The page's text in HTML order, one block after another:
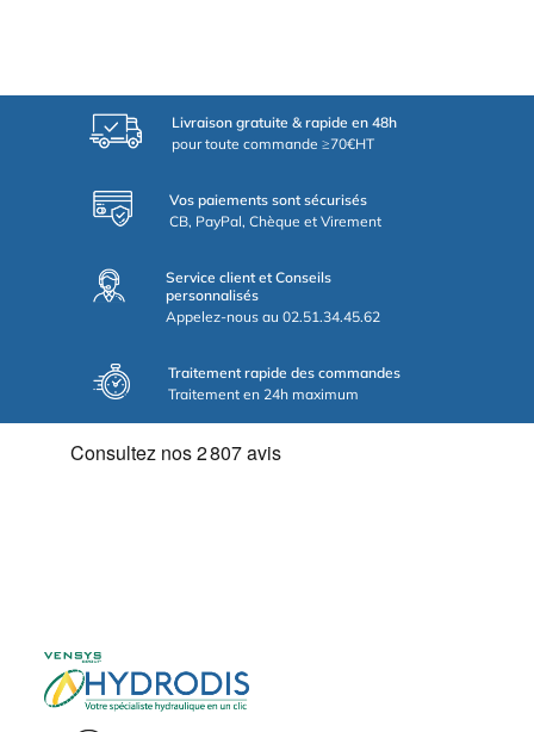
Livraison gratuite & rapide en 48h
pour toute commande ≥70€HT
Vos paiements sont sécurisés
CB, PayPal, Chèque et Virement
Service client et Conseils
personnalisés
Appelez-nous au 02.51.34.45.62
Traitement rapide des commandes
Traitement en 24h maximum